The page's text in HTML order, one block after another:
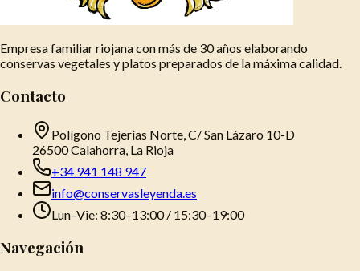
Empresa familiar riojana con más de 30 años elaborando
conservas vegetales y platos preparados de la máxima calidad.
Contacto
Polígono Tejerías Norte, C/ San Lázaro 10-D
26500 Calahorra, La Rioja
+34 941 148 947
info@conservasleyenda.es
Lun–Vie: 8:30–13:00 / 15:30–19:00
Navegación